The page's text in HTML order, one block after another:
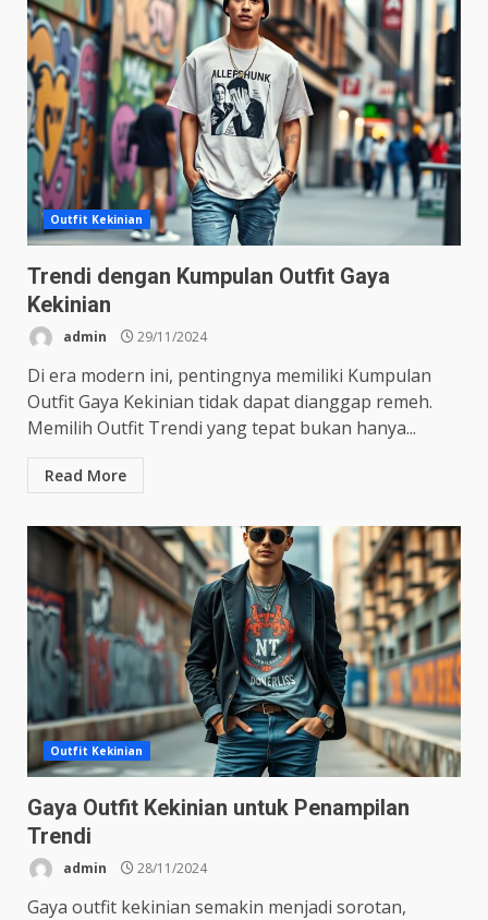
Outfit Kekinian
Trendi dengan Kumpulan Outfit Gaya
Kekinian
admin 29/11/2024
Di era modern ini, pentingnya memiliki Kumpulan
Outfit Gaya Kekinian tidak dapat dianggap remeh.
Memilih Outfit Trendi yang tepat bukan hanya...
Read More
Outfit Kekinian
Gaya Outfit Kekinian untuk Penampilan
Trendi
admin 28/11/2024
Gaya outfit kekinian semakin menjadi sorotan,